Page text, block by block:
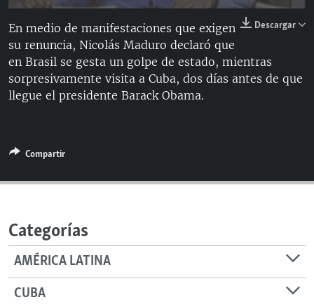
RADIO MARTÍ
ESPECIALES
ESPECIALES
LA REALIDAD DE LA VIVIENDA EN CUBA
MULTIMEDIA
EDITORIALES
Descargar
En medio de manifestaciones que exigen
su renuncia, Nicolás Maduro declaró que
en Brasil se gesta un golpe de estado, mientras
sorpresivamente visita a Cuba, dos días antes de que
llegue el presidente Barack Obama.
Compartir
Categorías
AMÉRICA LATINA
CUBA